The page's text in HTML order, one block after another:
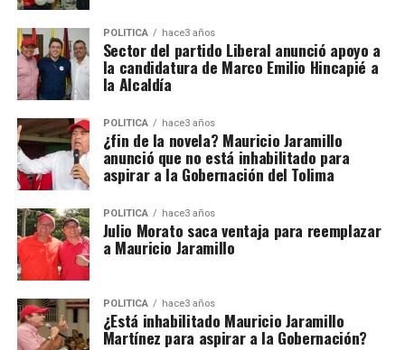
POLÍTICA hace3 años
Sector del partido Liberal anunció apoyo a
la candidatura de Marco Emilio Hincapié a
la Alcaldía
POLÍTICA hace3 años
¿fin de la novela? Mauricio Jaramillo
anunció que no está inhabilitado para
aspirar a la Gobernación del Tolima
POLÍTICA hace3 años
Julio Morato saca ventaja para reemplazar
a Mauricio Jaramillo
POLÍTICA hace3 años
¿Está inhabilitado Mauricio Jaramillo
Martínez para aspirar a la Gobernación?